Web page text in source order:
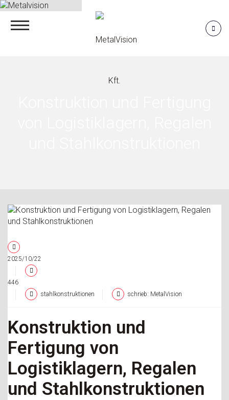
2025/10/22
446
stahlkonstruktionen
schrieb: MetalVision
Konstruktion und
Fertigung von
Logistiklagern, Regalen
und Stahlkonstruktionen